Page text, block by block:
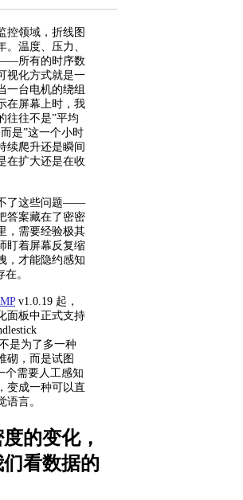
控领域，折线图
。温度、压力、
所有的时序数
视化方式就是一
一台电机的绕组
在屏幕上时，我
往往不是”平均
是”这一个小时
续爬升还是瞬间
在扩大还是在收
了这些问题——
答案藏在了密密
，需要经验极其
盯着屏幕反复缩
，才能隐约感知
。
v1.0.19 起，
面板中正式支持
是为了多一种
砌，而是试图
个需要人工感知
变成一种可以直
语言。
的变化，
看数据的